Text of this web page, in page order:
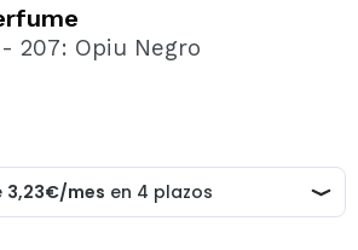
Maquillalia.com podrás realizar
revisar el estado de tus
operaciones anteriores.
CREAR CUENTA
207: Opiu Negro